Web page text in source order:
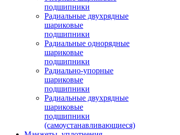
подшипники
Радиальные двухрядные
шариковые
подшипники
Радиальные однорядные
шариковые
подшипники
Радиально-упорные
шариковые
подшипники
Радиальные двухрядные
шариковые
подшипники
(самоустанавливающиеся)